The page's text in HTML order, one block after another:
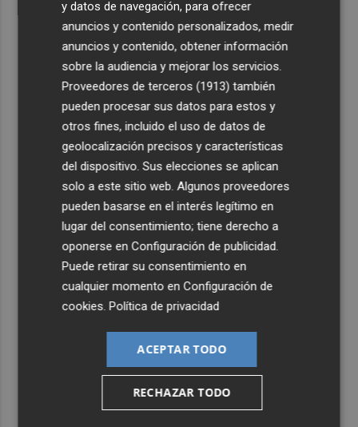
y datos de navegación, para ofrecer
anuncios y contenido personalizados, medir
anuncios y contenido, obtener información
sobre la audiencia y mejorar los servicios.
Proveedores de terceros (1913) también
pueden procesar sus datos para estos y
otros fines, incluido el uso de datos de
geolocalización precisos y características
del dispositivo. Sus elecciones se aplican
solo a este sitio web. Algunos proveedores
pueden basarse en el interés legítimo en
lugar del consentimiento; tiene derecho a
oponerse enConfiguración de publicidad
Puede retirar su consentimiento en
cualquier momento enConfiguración de
cookies .Política de privacidad
ACEPTAR TODO
RECHAZAR TODO